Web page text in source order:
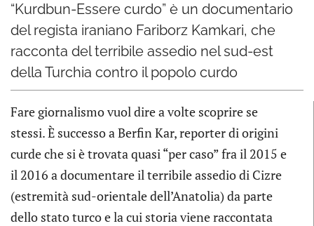
“Kurdbun-Essere curdo” è un documentario
del regista iraniano Fariborz Kamkari, che
racconta del terribile assedio nel sud-est
della Turchia contro il popolo curdo
Fare giornalismo vuol dire a volte scoprire se
stessi. È successo a Berfin Kar, reporter di origini
curde che si è trovata quasi “per caso” fra il 2015 e
il 2016 a documentare il terribile assedio di Cizre
(estremità sud-orientale dell’Anatolia) da parte
dello stato turco e la cui storia viene raccontata